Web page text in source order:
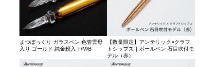
まつぼっくり ガラスペン 色管雲母
入り ゴールド 純金粉入 F/M/B
【数量限定】アンテリック×クラフ
トシップス｜ボールペン 石目吹付モ
デル（赤）